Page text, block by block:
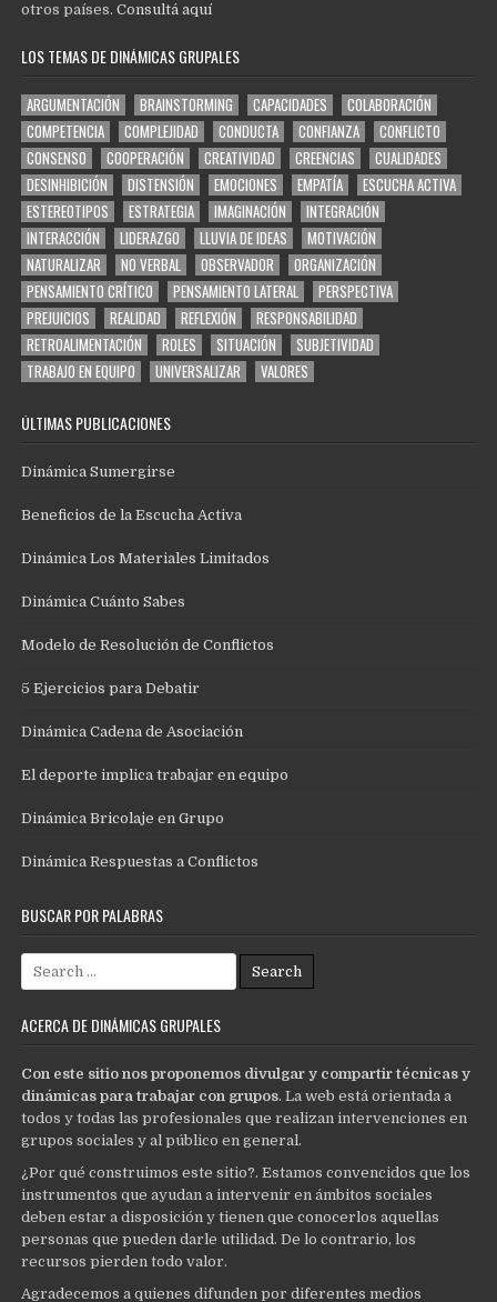
otros países.Consultá aquí
LOS TEMAS DE DINÁMICAS GRUPALES
ARGUMENTACIÓN BRAINSTORMING CAPACIDADES
COLABORACIÓN
COMPETENCIA
COMPLEJIDAD CONDUCTA CONFIANZA
CONFLICTO
CONSENSO
COOPERACIÓN CREATIVIDAD CREENCIAS
CUALIDADES
DESINHIBICIÓN
DISTENSIÓN EMOCIONES EMPATÍA
ESCUCHA ACTIVA
ESTEREOTIPOS
ESTRATEGIA IMAGINACIÓN
INTEGRACIÓN
INTERACCIÓN
LIDERAZGO LLUVIA DE IDEAS
MOTIVACIÓN
NATURALIZAR
NO VERBAL OBSERVADOR
ORGANIZACIÓN
PENSAMIENTO CRÍTICO
PENSAMIENTO LATERAL
PERSPECTIVA
PREJUICIOS
REALIDAD REFLEXIÓN
RESPONSABILIDAD
RETROALIMENTACIÓN
ROLES SITUACIÓN
SUBJETIVIDAD
TRABAJO EN EQUIPO
UNIVERSALIZAR VALORES
ÚLTIMAS PUBLICACIONES
Dinámica Sumergirse
Beneficios de la Escucha Activa
Dinámica Los Materiales Limitados
Dinámica Cuánto Sabes
Modelo de Resolución de Conflictos
5 Ejercicios para Debatir
Dinámica Cadena de Asociación
El deporte implica trabajar en equipo
Dinámica Bricolaje en Grupo
Dinámica Respuestas a Conflictos
BUSCAR POR PALABRAS
Search
for:
ACERCA DE DINÁMICAS GRUPALES
Con este sitio nos proponemos divulgar y compartir técnicas y
dinámicas para trabajar con grupos. La web está orientada a
todos y todas las profesionales que realizan intervenciones en
grupos sociales y al público en general.
¿Por qué construimos este sitio?. Estamos convencidos que los
instrumentos que ayudan a intervenir en ámbitos sociales
deben estar a disposición y tienen que conocerlos aquellas
personas que pueden darle utilidad. De lo contrario, los
recursos pierden todo valor.
Agradecemos a quienes difunden por diferentes medios